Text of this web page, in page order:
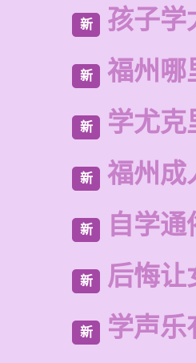
新 孩子学
新 福州哪
新 学尤克
新 福州成
新 自学
新 后悔让
新 学声乐